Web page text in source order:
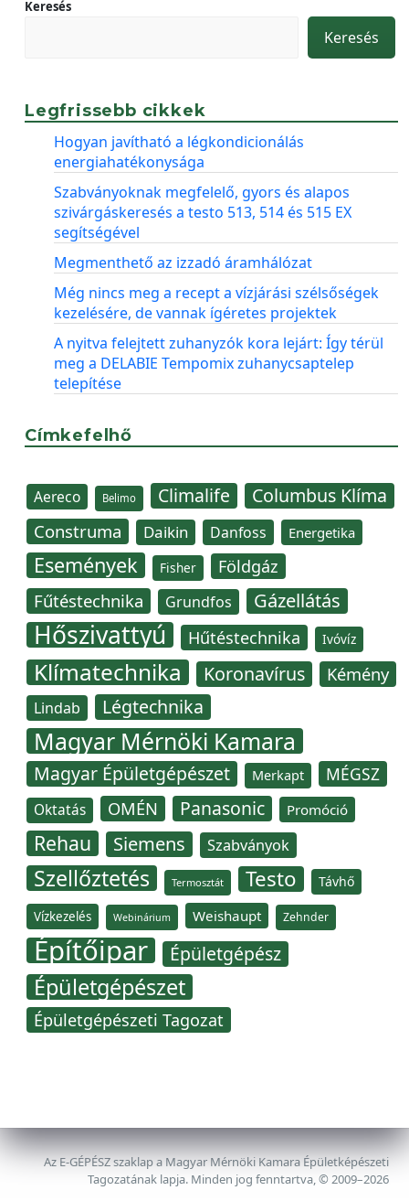
Keresés
Keresés
Legfrissebb cikkek
Hogyan javítható a légkondicionálás
energiahatékonysága
Szabványoknak megfelelő, gyors és alapos
szivárgáskeresés a testo 513, 514 és 515 EX
segítségével
Megmenthető az izzadó áramhálózat
Még nincs meg a recept a vízjárási szélsőségek
kezelésére, de vannak ígéretes projektek
A nyitva felejtett zuhanyzók kora lejárt: Így térül
meg a DELABIE Tempomix zuhanycsaptelep
telepítése
Címkefelhő
Aereco Belimo Climalife Columbus Klíma
Construma Daikin Danfoss Energetika
Események Fisher Földgáz
Fűtéstechnika Grundfos Gázellátás
Hőszivattyú Hűtéstechnika Ivóvíz
Klímatechnika Koronavírus Kémény
Lindab Légtechnika
Magyar Mérnöki Kamara
Magyar Épületgépészet Merkapt MÉGSZ
Oktatás OMÉN Panasonic Promóció
Rehau Siemens Szabványok
Szellőztetés Termosztát Testo Távhő
Vízkezelés Webinárium Weishaupt Zehnder
Építőipar Épületgépész
Épületgépészet
Épületgépészeti Tagozat
Az E-GÉPÉSZ szaklap a Magyar Mérnöki Kamara Épületképészeti
Tagozatának lapja. Minden jog fenntartva, © 2009–2026